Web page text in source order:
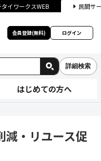
タイワークスWEB 民間サ
会員登録(無料) ログイン
詳細検索
はじめての方へ
減・リユース促